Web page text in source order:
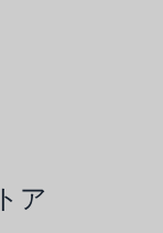
ア